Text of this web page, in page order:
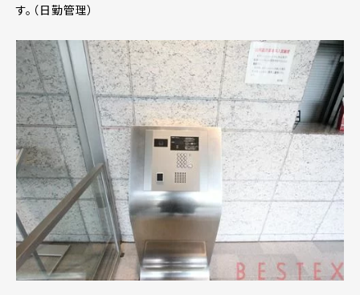
す。（日勤管理）